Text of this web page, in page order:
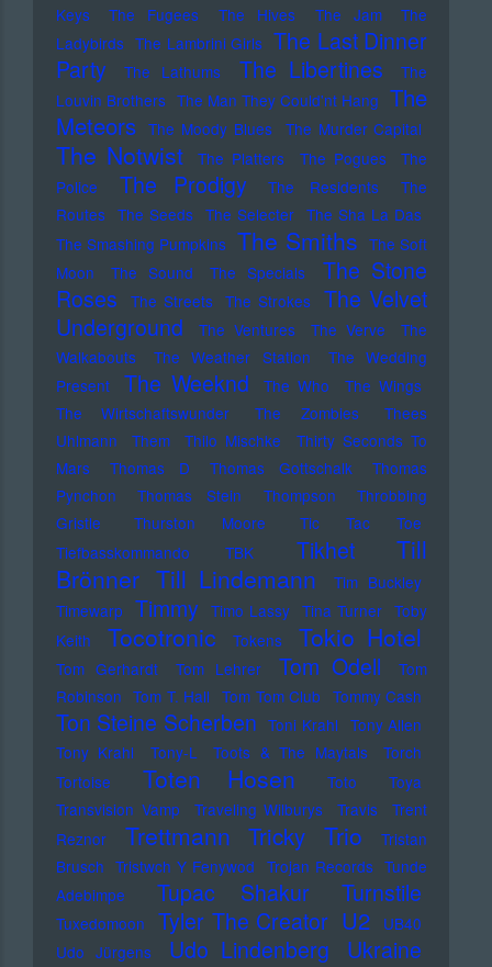
Keys
The Fugees The Hives The Jam
The
Ladybirds The Lambrini Girls The Last Dinner
Party
The Lathums The Libertines
The
Louvin Brothers The Man They Could'nt Hang The
Meteors The Moody Blues The Murder Capital
The Notwist The Platters The Pogues
The
Police
The Prodigy The Residents
The
Routes The Seeds The Selecter The Sha La Das
The Smashing Pumpkins The Smiths The Soft
Moon
The Sound The Specials
The Stone
Roses
The Streets The Strokes
The Velvet
Underground
The Ventures The Verve
The
Walkabouts
The Weather Station
The Wedding
Present
The Weeknd The Who
The Wings
The Wirtschaftswunder
The Zombies
Thees
Uhlmann
Them Thilo Mischke
Thirty Seconds To
Mars
Thomas D Thomas Gottschalk
Thomas
Pynchon
Thomas Stein Thompson
Throbbing
Gristle
Thurston Moore
Tic Tac Toe
Tiefbasskommando TBK
Tikhet
Till
Brönner Till Lindemann
Tim Buckley
Timewarp Timmy Timo Lassy Tina Turner Toby
Keith
Tocotronic Tokens Tokio Hotel
Tom Gerhardt Tom Lehrer Tom Odell
Tom
Robinson Tom T. Hall Tom Tom Club Tommy Cash
Ton Steine Scherben Toni Krahl Tony Allen
Tony Krahl
Tony-L Toots & The Maytals
Torch
Tortoise
Toten Hosen Toto
Toya
Transvision Vamp
Traveling Wilburys Travis
Trent
Reznor
Trettmann Tricky Trio
Tristan
Brusch Tristwch Y Fenywod Trojan Records Tunde
Adebimpe
Tupac Shakur Turnstile
Tuxedomoon Tyler The Creator U2
UB40
Udo Jürgens
Udo Lindenberg Ukraine